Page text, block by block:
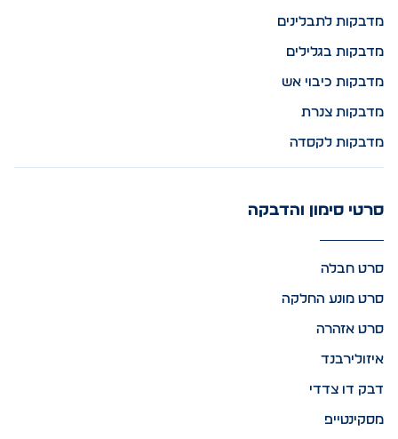
מדבקות לתבלינים
מדבקות בגלילים
מדבקות כיבוי אש
מדבקות צנרת
מדבקות לקסדה
סרטי סימון והדבקה
סרט חבלה
סרט מונע החלקה
סרט אזהרה
איזולירבנד
דבק דו צדדי
מסקינטייפ